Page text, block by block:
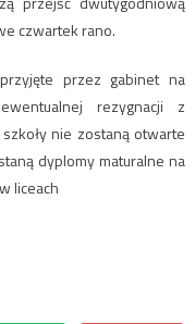
czwartek rano.
przez gabinet na
rezygnacji z
nie zostaną otwarte
dyplomy maturalne na
liceach